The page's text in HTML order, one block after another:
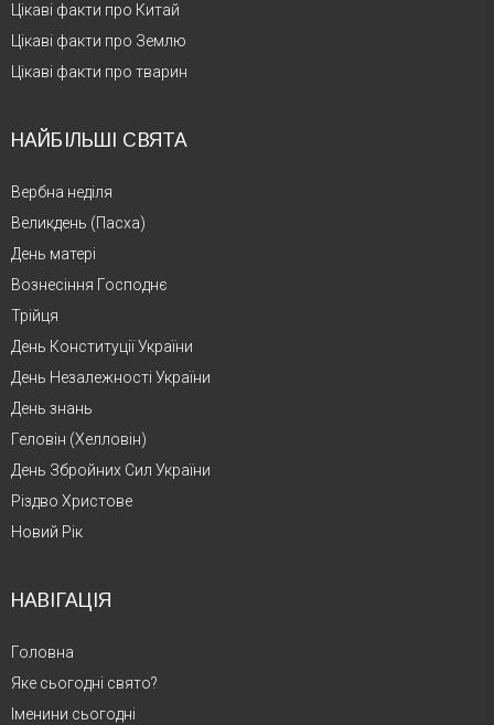
Цікаві факти про Китай
Цікаві факти про Землю
Цікаві факти про тварин
НАЙБІЛЬШІ СВЯТА
Вербна неділя
Великдень (Пасха)
День матері
Вознесіння Господнє
Трійця
День Конституції України
День Незалежності України
День знань
Геловін (Хелловін)
День Збройних Сил України
Різдво Христове
Новий Рік
НАВІГАЦІЯ
Головна
Яке сьогодні свято?
Іменини сьогодні